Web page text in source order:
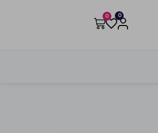
0
0